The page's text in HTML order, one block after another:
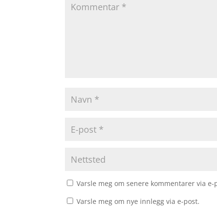
Varsle meg om senere kommentarer via e-
Varsle meg om nye innlegg via e-post.